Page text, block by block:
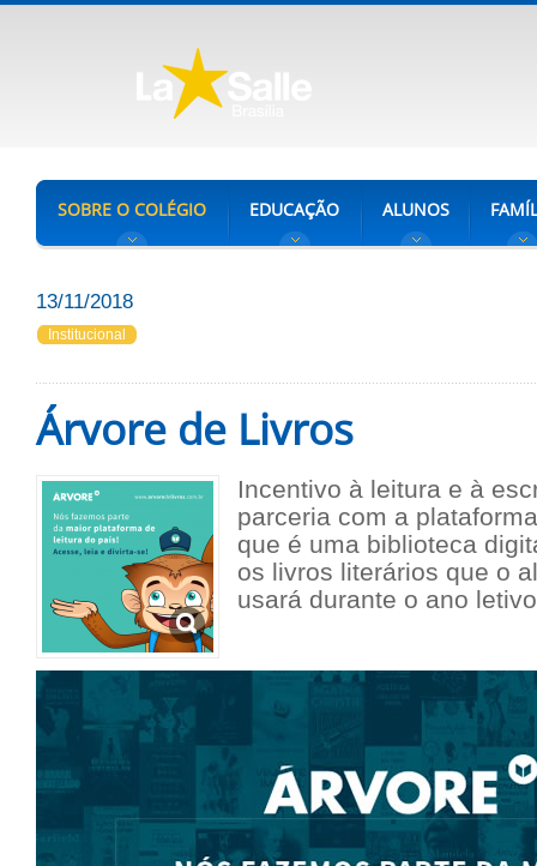
SOBRE O COLÉGIO EDUCAÇÃO ALUNOS
13/11/2018
Institucional
Árvore de Livros
Incentivo à leitura e à
parceria com a
que é uma biblioteca
os livros literários que o
usará durante o ano